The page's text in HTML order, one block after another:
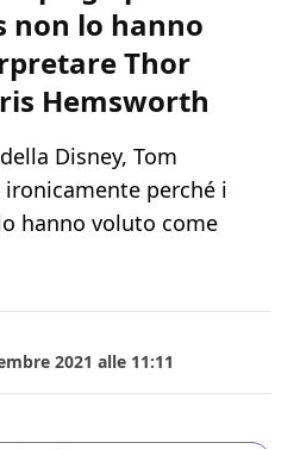
non lo hanno
Thor
Hemsworth
Disney, Tom
perché i
hanno voluto come
2021 alle 11:11